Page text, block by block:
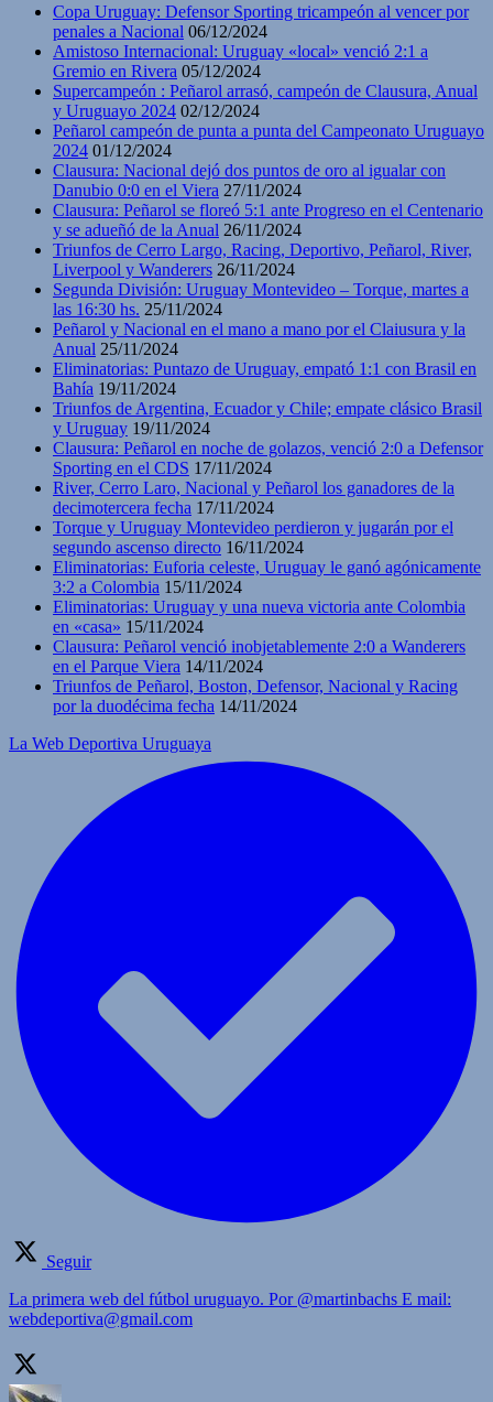
Copa Uruguay: Defensor Sporting tricampeón al vencer por
penales a Nacional 06/12/2024
Amistoso Internacional: Uruguay «local» venció 2:1 a
Gremio en Rivera 05/12/2024
Supercampeón : Peñarol arrasó, campeón de Clausura, Anual
y Uruguayo 2024 02/12/2024
Peñarol campeón de punta a punta del Campeonato Uruguayo
2024 01/12/2024
Clausura: Nacional dejó dos puntos de oro al igualar con
Danubio 0:0 en el Viera 27/11/2024
Clausura: Peñarol se floreó 5:1 ante Progreso en el Centenario
y se adueñó de la Anual 26/11/2024
Triunfos de Cerro Largo, Racing, Deportivo, Peñarol, River,
Liverpool y Wanderers 26/11/2024
Segunda División: Uruguay Montevideo – Torque, martes a
las 16:30 hs. 25/11/2024
Peñarol y Nacional en el mano a mano por el Claiusura y la
Anual 25/11/2024
Eliminatorias: Puntazo de Uruguay, empató 1:1 con Brasil en
Bahía 19/11/2024
Triunfos de Argentina, Ecuador y Chile; empate clásico Brasil
y Uruguay 19/11/2024
Clausura: Peñarol en noche de golazos, venció 2:0 a Defensor
Sporting en el CDS 17/11/2024
River, Cerro Laro, Nacional y Peñarol los ganadores de la
decimotercera fecha 17/11/2024
Torque y Uruguay Montevideo perdieron y jugarán por el
segundo ascenso directo 16/11/2024
Eliminatorias: Euforia celeste, Uruguay le ganó agónicamente
3:2 a Colombia 15/11/2024
Eliminatorias: Uruguay y una nueva victoria ante Colombia
en «casa» 15/11/2024
Clausura: Peñarol venció inobjetablemente 2:0 a Wanderers
en el Parque Viera 14/11/2024
Triunfos de Peñarol, Boston, Defensor, Nacional y Racing
por la duodécima fecha 14/11/2024
La Web Deportiva Uruguaya
Seguir
La primera web del fútbol uruguayo. Por @martinbachs E mail:
webdeportiva@gmail.com